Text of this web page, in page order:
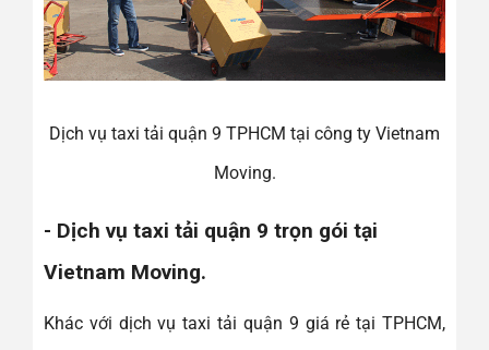
Dịch vụ taxi tải quận 9 TPHCM tại công ty Vietnam
Moving.
- Dịch vụ taxi tải quận 9 trọn gói tại
Vietnam Moving.
Khác với dịch vụ taxi tải quận 9 giá rẻ tại TPHCM,